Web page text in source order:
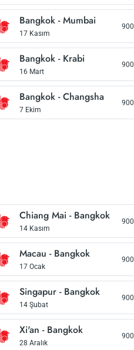
Bangkok-Mumbai
17 Kasım
900
Bangkok- Krabi
16 Mart
900
Bangkok-Changsha
7 Ekim
900
Chiang Mai- Bangkok
14 Kasım
900
Macau - Bangkok
17 Ocak
900
Singapur- Bangkok
14 Şubat
900
Xi'an - Bangkok
28 Aralık
900